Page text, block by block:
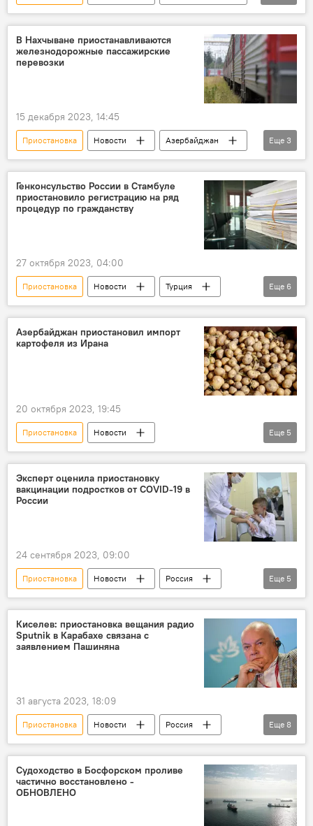
ПАСЕ
Сотрудничество
Заявление
Армения
азербайджанские территории
Оккупация
Совет Европы
В Нахчыване приостанавливаются
железнодорожные пассажирские
перевозки
15 декабря 2023, 14:45
Приостановка Новости
Азербайджан
Нахчыван
Железнодорожные перевозки
ЗАО "Азербайджанские железные дороги"
Еще 3
Генконсульство России в Стамбуле
приостановило регистрацию на ряд
процедур по гражданству
27 октября 2023, 04:00
Приостановка Новости
Турция
Стамбул
Генконсульство
Россия
Регистрация
Предупреждение
Еще 6
Азербайджан приостановил импорт
картофеля из Ирана
20 октября 2023, 19:45
Приостановка
Новости
Агентство продовольственной безопасности Азербайджана
опасный карантинный объект
Еще 5
Эксперт оценила приостановку
вакцинации подростков от COVID-19 в
России
24 сентября 2023, 09:00
Приостановка Новости
Россия
Минздрав РФ
Коронавирус
Вакцинация
Подростки Оценка
Еще 5
Киселев: приостановка вещания радио
Sputnik в Карабахе связана с
заявлением Пашиняна
31 августа 2023, 18:09
Приостановка Новости
Россия
Медиагруппа "Россия сегодня"
Дмитрий Киселев
Радио Sputnik
Карабах
Азербайджан
Еще 8
Судоходство в Босфорском проливе
частично восстановлено -
ОБНОВЛЕНО